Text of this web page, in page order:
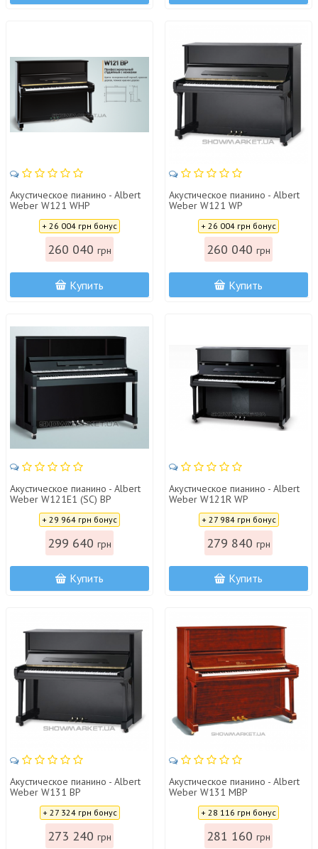
Акустическое пианино - Albert
Weber W121 WHP
+ 26 004 грн бонус
260 040 грн
Купить
Акустическое пианино - Albert
Weber W121 WP
+ 26 004 грн бонус
260 040 грн
Купить
Акустическое пианино - Albert
Weber W121E1 (SC) BP
+ 29 964 грн бонус
299 640 грн
Купить
Акустическое пианино - Albert
Weber W121R WP
+ 27 984 грн бонус
279 840 грн
Купить
Акустическое пианино - Albert
Weber W131 BP
+ 27 324 грн бонус
273 240 грн
Акустическое пианино - Albert
Weber W131 MBP
+ 28 116 грн бонус
281 160 грн